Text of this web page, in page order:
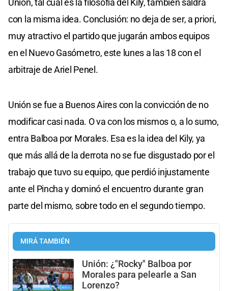
con la misma idea. Conclusión: no deja de ser, a priori,
muy atractivo el partido que jugarán ambos equipos
en el Nuevo Gasómetro, este lunes a las 18 con el
arbitraje de Ariel Penel.
Unión se fue a Buenos Aires con la convicción de no
modificar casi nada. O va con los mismos o, a lo sumo,
entra Balboa por Morales. Esa es la idea del Kily, ya
que más allá de la derrota no se fue disgustado por el
trabajo que tuvo su equipo, que perdió injustamente
ante el Pincha y dominó el encuentro durante gran
parte del mismo, sobre todo en el segundo tiempo.
MIRÁ TAMBIÉN
Unión: ¿"Rocky" Balboa por
Morales para pelearle a San
Lorenzo?